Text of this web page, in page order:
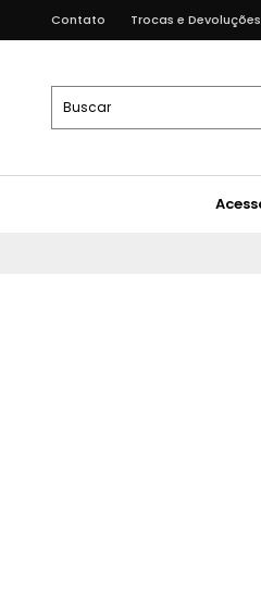
Contato Trocas e Devoluções